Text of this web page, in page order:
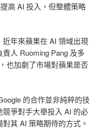
高 AI 投入，但整體策略
年來蘋果在 AI 領域出現
人 Ruoming Pang 及多
也加劇了市場對蘋果是否
的合作並非純粹的技
爭對手大舉投入 AI 的必
其 AI 策略期待的方式。